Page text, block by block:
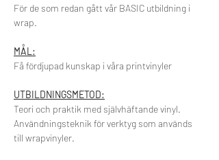
För de som redan gått vår BASIC utbildning i
wrap.
MÅL:
Få fördjupad kunskap i våra printvinyler
UTBILDNINGSMETOD:
Teori och praktik med självhäftande vinyl.
Användningsteknik för verktyg som används
till wrapvinyler.